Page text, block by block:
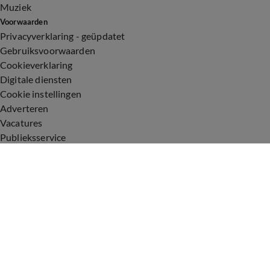
Muziek
Voorwaarden
Privacyverklaring - geüpdatet
Gebruiksvoorwaarden
Cookieverklaring
Digitale diensten
Cookie instellingen
Adverteren
Vacatures
Publieksservice